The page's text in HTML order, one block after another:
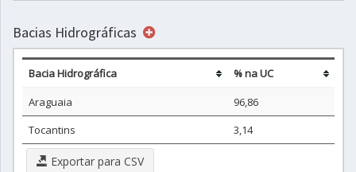
Bacias Hidrográficas
Bacia Hidrográfica
% na UC
Araguaia
96,86
Tocantins
3,14
Exportar para CSV